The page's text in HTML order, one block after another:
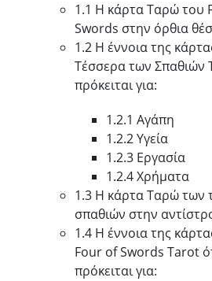
1.1 Η κάρτα Ταρώ του
Swords στην όρθια
1.2 Η έννοια της
Τέσσερα των Σπαθιών
πρόκειται για:
1.2.1 Αγάπη
1.2.2 Υγεία
1.2.3 Εργασία
1.2.4 Χρήματα
1.3 Η κάρτα Ταρώ των
σπαθιών στην
1.4 Η έννοια της
Four of Swords Tarot
πρόκειται για: